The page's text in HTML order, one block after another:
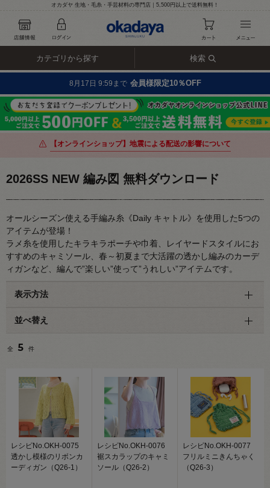
オカダヤ 生地・毛糸・手芸材料の専門店｜5,500円以上で送料無料！
カテゴリから探す 検索
8月17日 9:59まで 会員様限定10％OFF
【オンラインショップ】地震による配送の影響について
2026SS NEW 編み図 無料ダウンロード
オールシーズン使える手編み糸《Daily キャトル》を使用した5つの
アイテムが登場！
ラメ糸を使用したキラキラポーチや巾着、レイヤードスタイルにお
すすめのキャミソール、春～初夏まで大活躍の透かし編みのカーデ
ィガンなど、編んで”楽しい”使って”うれしい”アイテムです。
表示方法
並べ替え
全 5 件
レシピNo.OKH-0075
透かし模様のリボンカ
ーディガン（Q26-1）
レシピNo.OKH-0076
裾スカラップのキャミ
ソール（Q26-2）
レシピNo.OKH-0077
フリルミニきんちゃく
（Q26-3）